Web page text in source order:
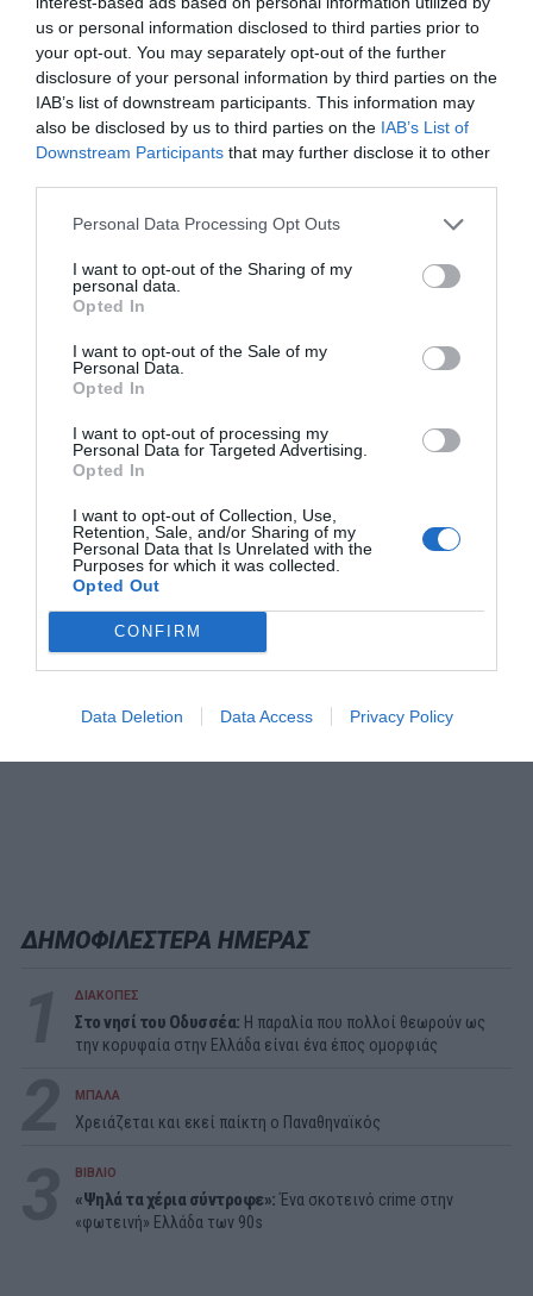
us or personal information disclosed to third parties prior to
your opt-out. You may separately opt-out of the further
disclosure of your personal information by third parties on the
IAB’s list of downstream participants. This information may
also be disclosed by us to third parties on the IAB’s List of
Downstream Participants that may further disclose it to other
Personal Data Processing Opt Outs
I want to opt-out of the Sharing of my
personal data.
Opted In
I want to opt-out of the Sale of my
Personal Data.
Opted In
I want to opt-out of processing my
Personal Data for Targeted Advertising.
Opted In
I want to opt-out of Collection, Use,
Retention, Sale, and/or Sharing of my
Personal Data that Is Unrelated with the
Purposes for which it was collected.
Opted Out
CONFIRM
Data Deletion Data Access Privacy Policy
Ζυγός
Σκορπιός
Τοξότης
Αιγόκερως
Υδροχόος
Ιχθύες
Χρειάζεται και εκεί παίκτη ο Παναθηναϊκός
ΔΗΜΟΦΙΛΕΣΤΕΡΑ ΗΜΕΡΑΣ
ΔΙΑΚΟΠΕΣ
Στο νησί του Οδυσσέα: Η παραλία που πολλοί θεωρούν ως
την κορυφαία στην Ελλάδα είναι ένα έπος ομορφιάς
ΜΠΑΛΑ
Χρειάζεται και εκεί παίκτη ο Παναθηναϊκός
ΒΙΒΛΙΟ
«Ψηλά τα χέρια σύντροφε»:Ένα σκοτεινό crime στην
«φωτεινή» Ελλάδα των 90s